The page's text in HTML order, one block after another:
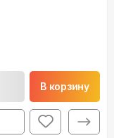
В корзину